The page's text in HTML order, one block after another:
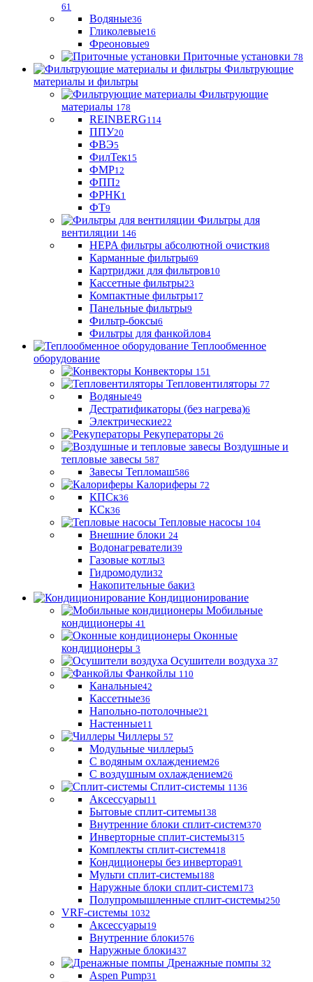
61
Водяные36
Гликолевые16
Фреоновые9
Приточные установки 78
Фильтрующие
материалы и фильтры
Фильтрующие
материaлы 178
REINBERG114
ППУ20
ФВЭ5
ФилТек15
ФМР12
ФПП2
ФРНК1
ФТ9
Фильтры для
вентиляции 146
HEPA фильтры абсолютной очистки8
Карманные фильтры69
Картриджи для фильтров10
Кассетные фильтры23
Компактные фильтры17
Панельные фильтры9
Фильтр-боксы6
Фильтры для фанкойлов4
Теплообменное
оборудование
Конвекторы 151
Тепловентиляторы 77
Водяные49
Дестратификаторы (без нагрева)6
Электрические22
Рекуператоры 26
Воздушные и
тепловые завесы 587
Завесы Тепломаш586
Калориферы 72
КПСк36
КСк36
Тепловые насосы 104
Внешние блоки 24
Водонагреватели39
Газовые котлы3
Гидромодули32
Накопительные баки3
Кондиционирование
Мобильные
кондиционеры 41
Оконные
кондиционеры 3
Осушители воздуха 37
Фанкойлы 110
Канальные42
Кассетные36
Напольно-потолочные21
Настенные11
Чиллеры 57
Модульные чиллеры5
С водяным охлаждением26
С воздушным охлаждением26
Сплит-системы 1136
Аксессуары11
Бытовые сплит-ситемы138
Внутренние блоки сплит-систем370
Инверторные сплит-системы315
Комплекты сплит-систем418
Кондиционеры без инвертора91
Мульти сплит-системы188
Наружные блоки сплит-систем173
Полупромышленные сплит-системы250
VRF-системы 1032
Аксессуары19
Внутренние блоки576
Наружные блоки437
Дренажные помпы 32
Aspen Pump31